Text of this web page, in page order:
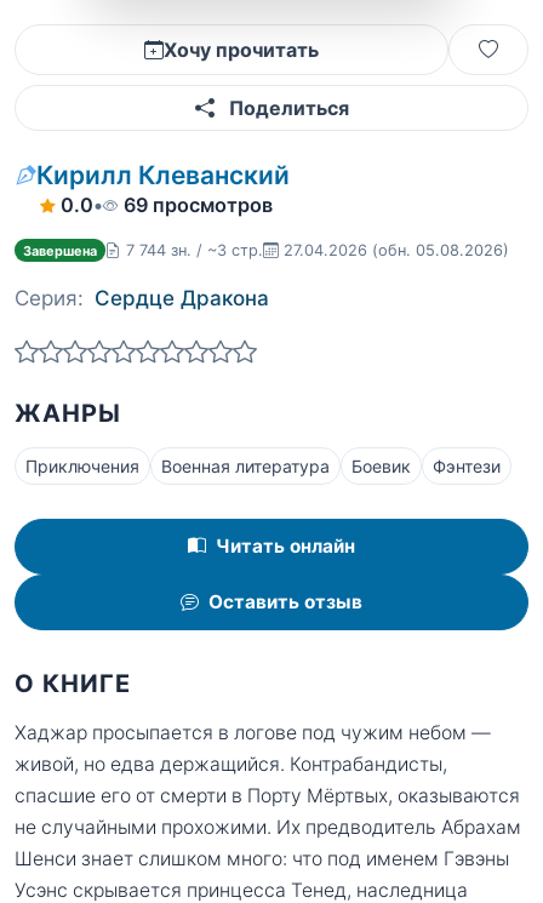
Хочу прочитать
Поделиться
Кирилл Клеванский
0.0• 69 просмотров
Завершена 7 744 зн. / ~3 стр. 27.04.2026 (обн. 05.08.2026)
Серия: Сердце Дракона
ЖАНРЫ
Приключения Военная литература Боевик Фэнтези
Читать онлайн
Оставить отзыв
О КНИГЕ
Хаджар просыпается в логове под чужим небом —
живой, но едва держащийся. Контрабандисты,
спасшие его от смерти в Порту Мёртвых, оказываются
не случайными прохожими. Их предводитель Абрахам
Шенси знает слишком много: что под именем Гэвэны
Усэнс скрывается принцесса Тенед, наследница